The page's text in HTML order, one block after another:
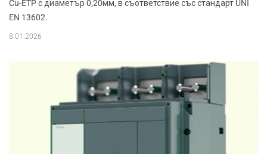
Cu-ETP с диаметър 0,20мм, в съответствие със стандарт UNI
EN 13602.
8.01.2026